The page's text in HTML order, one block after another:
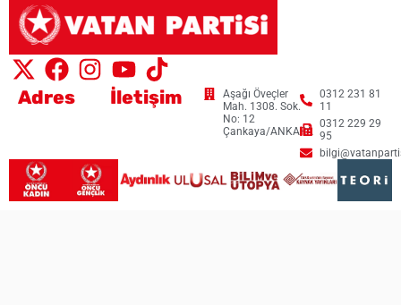
Adres
Aşağı Öveçler
Mah. 1308. Sok.
No: 12
Çankaya/ANKARA
İletişim
0312 231 81
11
0312 229 29
95